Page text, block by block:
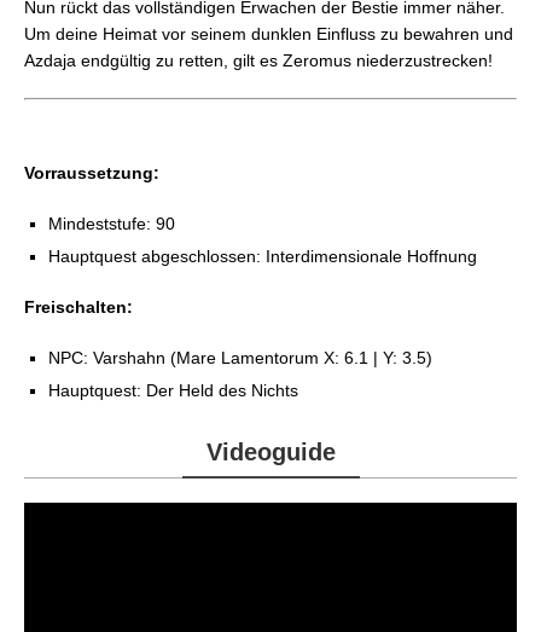
Nun rückt das vollständigen Erwachen der Bestie immer näher.
Um deine Heimat vor seinem dunklen Einfluss zu bewahren und
Azdaja endgültig zu retten, gilt es Zeromus niederzustrecken!
Vorraussetzung:
Mindeststufe: 90
Hauptquest abgeschlossen: Interdimensionale Hoffnung
Freischalten:
NPC: Varshahn (Mare Lamentorum X: 6.1 | Y: 3.5)
Hauptquest: Der Held des Nichts
Videoguide